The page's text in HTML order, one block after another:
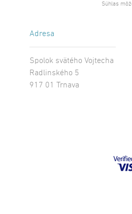
Súhlas
Adresa
Spolok svätého Vojtecha
Radlinského 5
917 01 Trnava